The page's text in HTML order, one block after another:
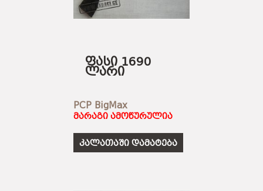
ფასი 1690
ლარი
PCP BigMax
მარაგი ამოწურულია
კალათაში დამატება